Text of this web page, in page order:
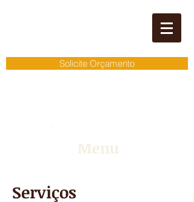
Solicite Orçamento
Menu
Serviços